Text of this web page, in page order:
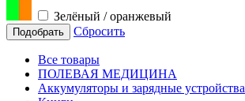
Зелёный / оранжевый
Подобрать Сбросить
Все товары
ПОЛЕВАЯ МЕДИЦИНА
Аккумуляторы и зарядные устройства